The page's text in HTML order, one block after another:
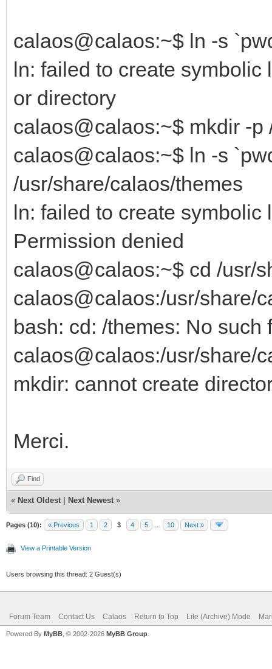
calaos@calaos:~$ ln -s
ln: failed to create symbolic
or directory
calaos@calaos:~$ mkdir -p
calaos@calaos:~$ ln -s
/usr/share/calaos/themes
ln: failed to create symbolic
Permission denied
calaos@calaos:~$ cd /usr/
calaos@calaos:/usr/share/
bash: cd: /themes: No such
calaos@calaos:/usr/share/
mkdir: cannot create
Merci.
Find
« Next Oldest Next Newest »
Pages (10): « Previous 1 2 3 4 5 10 Next »
View a Printable Version
Users browsing this thread: 2 Guest(s)
Forum Team Contact Us Calaos Return to Top Lite (Archive) Mode
Powered By MyBB , © 2002-2026 MyBB Group